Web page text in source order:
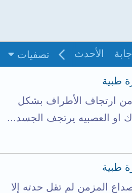
الأحدث غير مجاب
تصفيات
طبية
من ارتجاف الأطراف بشكل
او العصبيه يرتجف الجسد...
طبية
المزمن لم تقل حدته إلا